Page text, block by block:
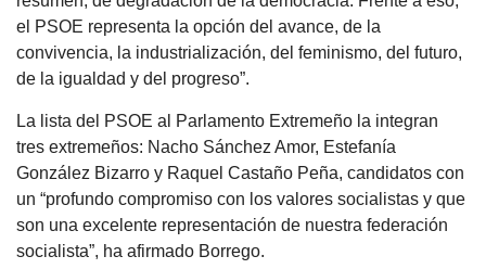
el PSOE representa la opción del avance, de la
convivencia, la industrialización, del feminismo, del futuro,
de la igualdad y del progreso”.
La lista del PSOE al Parlamento Extremeño la integran
tres extremeños: Nacho Sánchez Amor, Estefanía
González Bizarro y Raquel Castaño Peña, candidatos con
un “profundo compromiso con los valores socialistas y que
son una excelente representación de nuestra federación
socialista”, ha afirmado Borrego.